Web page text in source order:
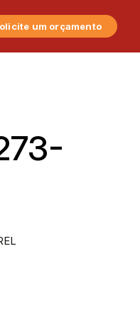
um orçamento